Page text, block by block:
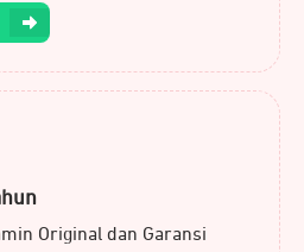
Original dan Garansi